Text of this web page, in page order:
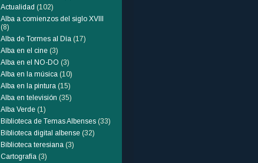
Actualidad (102)
Alba a comienzos del siglo XVIII
(8)
Alba de Tormes al Día (17)
Alba en el cine (3)
Alba en el NO-DO (3)
Alba en la música (10)
Alba en la pintura (15)
Alba en televisión (35)
Alba Verde (1)
Biblioteca de Temas Albenses (33)
Biblioteca digital albense (32)
Biblioteca teresiana (3)
Cartografía (3)